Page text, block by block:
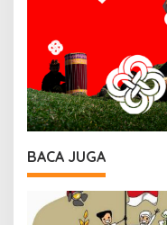
BACA JUGA